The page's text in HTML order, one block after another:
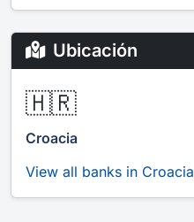
Ubicación
🇭🇷
Croacia
View all banks in Croacia